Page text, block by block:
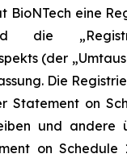
BioNTech eine
die
(der
Die
Statement on
und
on